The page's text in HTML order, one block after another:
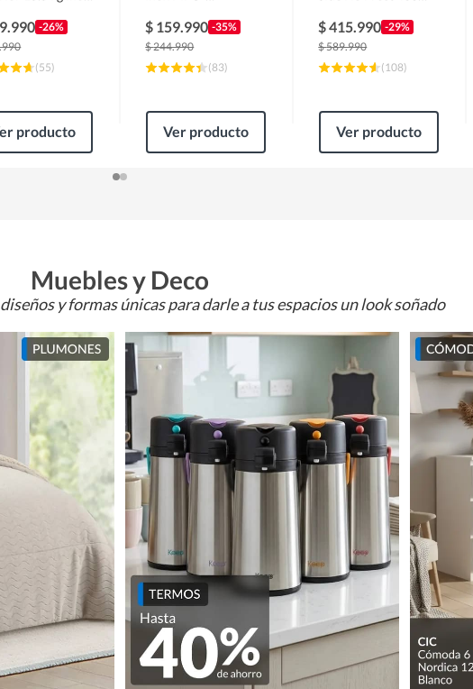
-26%
(55)
producto
$ 159.990 -35%
$244.990
(83)
Ver producto
MAS430B
$415.990 -29%
$589.990
(108)
Ver producto
Muebles y Deco
y formas únicas para darle a tus espacios un look soñado